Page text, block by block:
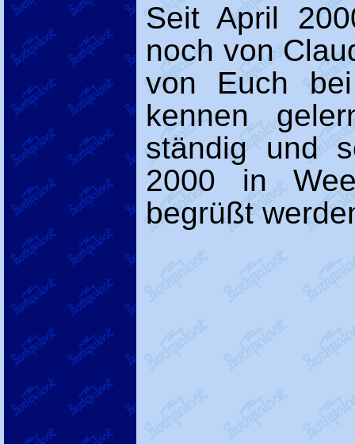
Seit April
noch von
von Euch
kennen
ständig und
2000 in
begrüßt